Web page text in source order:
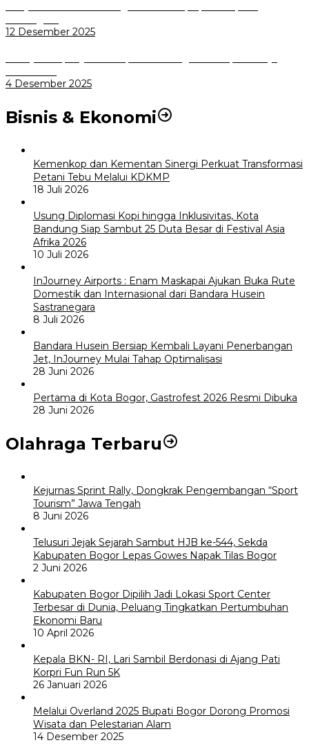
12 Desember 2025
4 Desember 2025
Bisnis & Ekonomi
Kemenkop dan Kementan Sinergi Perkuat Transformasi
Petani Tebu Melalui KDKMP
18 Juli 2026
Usung Diplomasi Kopi hingga Inklusivitas, Kota
Bandung Siap Sambut 25 Duta Besar di Festival Asia
Afrika 2026
10 Juli 2026
InJourney Airports : Enam Maskapai Ajukan Buka Rute
Domestik dan Internasional dari Bandara Husein
Sastranegara
8 Juli 2026
Bandara Husein Bersiap Kembali Layani Penerbangan
Jet, InJourney Mulai Tahap Optimalisasi
28 Juni 2026
Pertama di Kota Bogor, Gastrofest 2026 Resmi Dibuka
28 Juni 2026
Olahraga Terbaru
Kejurnas Sprint Rally, Dongkrak Pengembangan “Sport
Tourism” Jawa Tengah
8 Juni 2026
Telusuri Jejak Sejarah Sambut HJB ke-544, Sekda
Kabupaten Bogor Lepas Gowes Napak Tilas Bogor
2 Juni 2026
Kabupaten Bogor Dipilih Jadi Lokasi Sport Center
Terbesar di Dunia, Peluang Tingkatkan Pertumbuhan
Ekonomi Baru
10 April 2026
Kepala BKN- RI, Lari Sambil Berdonasi di Ajang Pati
Korpri Fun Run 5K
26 Januari 2026
Melalui Overland 2025 Bupati Bogor Dorong Promosi
Wisata dan Pelestarian Alam
14 Desember 2025